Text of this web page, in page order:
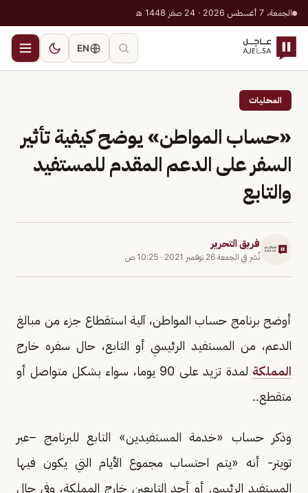
الجمعة، 7 أغسطس 2026 · 24 صفر 1448 هـ
EN
المحليات
«حساب المواطن» يوضح كيفية تأثير
السفر على الدعم المقدم للمستفيد
والتابع
فريق التحرير
نُشر في الجمعة 26 نوفمبر 2021 · 10:25 ص
أوضح برنامج حساب المواطن، آلية استقطاع جزء من مبالغ
الدعم، من المستفيد الرئيسي أو التابع، حال سفره خارج
المملكة
لمدة تزيد على 90 يوما، سواء بشكل متواصل أو
متقطع..
وذكر حساب «خدمة المستفيدين» التابع للبرنامج –عبر
تويتر- أنه «يتم احتساب مجموع الأيام التي يكون فيها
المستفيد الرئيسي أو أحد التابعين خارج المملكة، وفي حال